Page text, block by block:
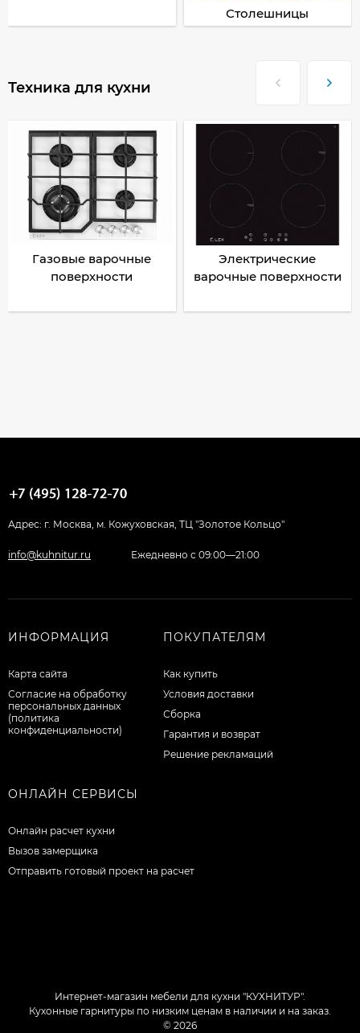
Столешницы
Техника для кухни
Газовые варочные
поверхности
Электрические
варочные поверхности
Адрес: г. Москва, м. Кожуховская, ТЦ "Золотое Кольцо"
info@kuhnitur.ru Ежедневно с 09:00—21:00
ИНФОРМАЦИЯ
Карта сайта
Согласие на обработку
персональных данных
(политика
конфиденциальности)
ПОКУПАТЕЛЯМ
Как купить
Условия доставки
Сборка
Гарантия и возврат
Решение рекламаций
ОНЛАЙН СЕРВИСЫ
Онлайн расчет кухни
Вызов замерщика
Отправить готовый проект на расчет
Интернет-магазин мебели для кухни "КУХНИТУР".
Кухонные гарнитуры по низким ценам в наличии и на заказ.
© 2026